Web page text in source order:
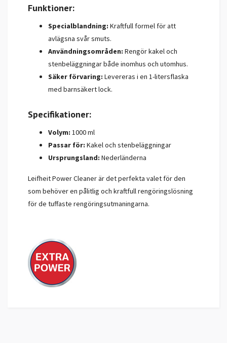
Funktioner:
Specialblandning: Kraftfull formel för att
avlägsna svår smuts.
Användningsområden: Rengör kakel och
stenbeläggningar både inomhus och utomhus.
Säker förvaring: Levereras i en 1-litersflaska
med barnsäkert lock.
Specifikationer:
Volym: 1000 ml
Passar för: Kakel och stenbeläggningar
Ursprungsland: Nederländerna
Leifheit Power Cleaner är det perfekta valet för den
som behöver en pålitlig och kraftfull rengöringslösning
för de tuffaste rengöringsutmaningarna.